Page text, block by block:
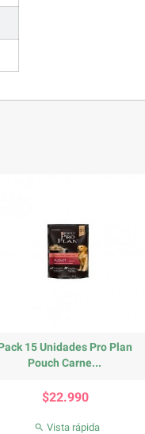
15 Unidades Pro Plan
Pouch Carne...
$22.990
 Vista rápida